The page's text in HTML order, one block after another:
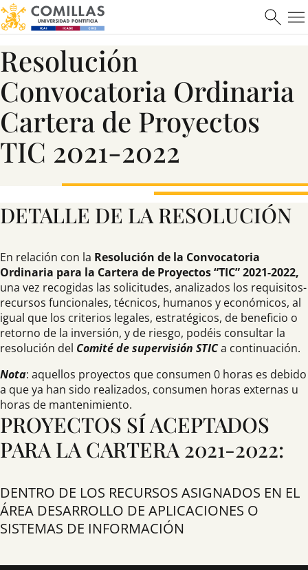
Resolución
Convocatoria Ordinaria
Cartera de Proyectos
TIC 2021-2022
DETALLE DE LA RESOLUCIÓN
En relación con la Resolución de la Convocatoria
Ordinaria para la Cartera de Proyectos “TIC” 2021-2022,
una vez recogidas las solicitudes, analizados los requisitos-
recursos funcionales, técnicos, humanos y económicos, al
igual que los criterios legales, estratégicos, de beneficio o
retorno de la inversión, y de riesgo, podéis consultar la
resolución del Comité de supervisión STICa continuación.
Nota: aquellos proyectos que consumen 0 horas es debido
a que ya han sido realizados, consumen horas externas u
horas de mantenimiento.
PROYECTOS SÍ ACEPTADOS
PARA LA CARTERA 2021-2022:
DENTRO DE LOS RECURSOS ASIGNADOS EN EL
ÁREA DESARROLLO DE APLICACIONES O
SISTEMAS DE INFORMACIÓN